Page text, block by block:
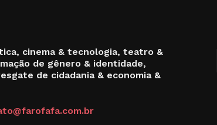
cinema & tecnologia, teatro &
de gênero & identidade,
de cidadania & economia &